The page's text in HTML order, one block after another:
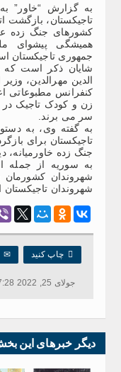
به گزارش “خاور”
تاجیکستان، بازگشت
کشورهای جنگ زده
همیشگی پیشوای
جمهوری تاجیکستان
الدین مهرالدین،
زن و کودک تاجیک در
سر می برند.
به گفته وی، به
تاجیکستان برای
به سوریه از جمله
شهروندان کشورمان
شهروندان تاجیکستان
 چاپ کنید ✉
جولای 25, 2022 17:28, 320 بازدید ها
دیگر خبرهای این